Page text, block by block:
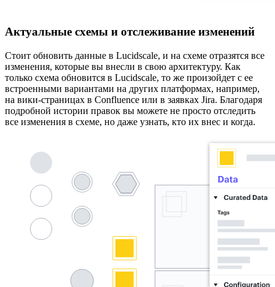
Актуальные схемы и отслеживание изменений
Стоит обновить данные в Lucidscale, и на схеме отразятся все
изменения, которые вы внесли в свою архитектуру. Как
только схема обновится в Lucidscale, то же произойдет с ее
встроенными вариантами на других платформах, например,
на вики-страницах в Confluence или в заявках Jira. Благодаря
подробной истории правок вы можете не просто отследить
все изменения в схеме, но даже узнать, кто их внес и когда.